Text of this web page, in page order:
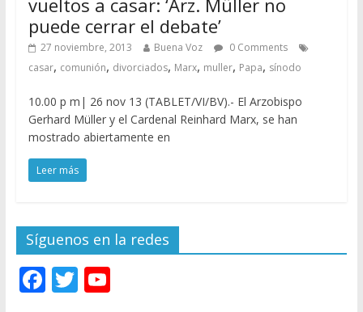
puede cerrar el debate’
27 noviembre, 2013 Buena Voz
0 Comments
casar, comunión, divorciados, Marx, muller, Papa, sínodo
10.00 p m| 26 nov 13 (TABLET/VI/BV).- El Arzobispo
Gerhard Müller y el Cardenal Reinhard Marx, se han
mostrado abiertamente en
Leer más
Síguenos en la redes
F T Y